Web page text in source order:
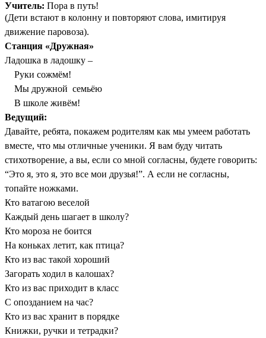
Учитель: Пора в путь!
(Дети встают в колонну и повторяют слова, имитируя
движение паровоза).
Станция «Дружная»
Ладошка в ладошку –
Руки сожмём!
Мы дружной семьёю
В школе живём!
Ведущий:
Давайте, ребята, покажем родителям как мы умеем работать
вместе, что мы отличные ученики. Я вам буду читать
стихотворение, а вы, если со мной согласны, будете говорить:
“Это я, это я, это все мои друзья!”. А если не согласны,
топайте ножками.
Кто ватагою веселой
Каждый день шагает в школу?
Кто мороза не боится
На коньках летит, как птица?
Кто из вас такой хороший
Загорать ходил в калошах?
Кто из вас приходит в класс
С опозданием на час?
Кто из вас хранит в порядке
Книжки, ручки и тетрадки?